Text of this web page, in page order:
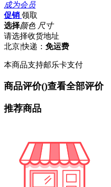
成为会员
促销 领取
选择颜色 尺寸
请选择收货地址
北京|快递： 免运费
本商品支持邮乐卡支付
商品评价()查看全部评价
推荐商品